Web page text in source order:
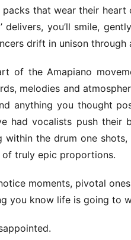
packs that wear their
delivers, you’ll smile,
drift in unison through
of the Amapiano
melodies and
anything you thought
had vocalists push
within the drum one
of truly epic proportions.
moments, pivotal
you know life is going to